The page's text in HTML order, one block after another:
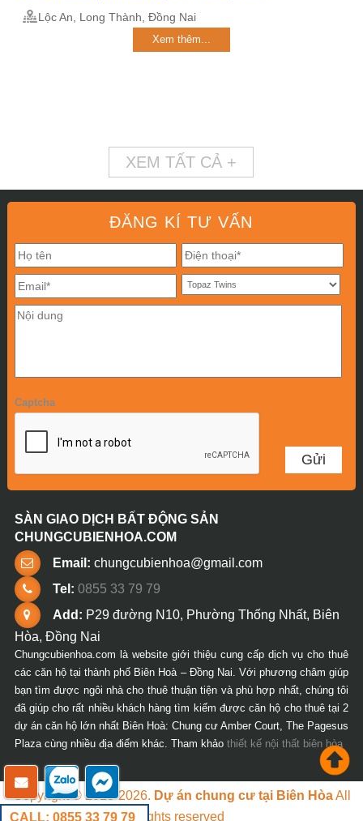
Lộc An, Long Thành, Đồng Nai
Xem thêm...
XEM TẤT CẢ +
ĐĂNG KÍ TƯ VẤN
Captcha
SÀN GIAO DỊCH BẤT ĐỘNG SẢN
CHUNGCUBIENHOA.COM
Email: chungcubienhoa@gmail.com
Tel: 0855 33 79 79
Add: P29 đường N10, Phường Thống Nhất, Biên
Hòa, Đồng Nai
Chungcubienhoa.com là website giới thiệu cung cấp dịch vụ cho thuê
các căn hộ tại thành phố Biên Hoà – Đồng Nai. Với phương châm giúp
bạn tìm được ngôi nhà cho thuê thuận tiện và phù hợp nhất, chúng tôi
đã giúp cho rất nhiều khách hàng tìm kiếm được căn hộ cho thuê tại 2
dự án căn hộ lớn nhất Biên Hoà: Chung cư Amber Court, The Pagesus
Plaza cùng nhiều địa điểm khác. Tham khảo thiết kế nội thất biên hòa
CALL: 0855 33 79 79
Copyright © 2018-2026. Dự án chung cư tại Biên HòaAll
rights reserved